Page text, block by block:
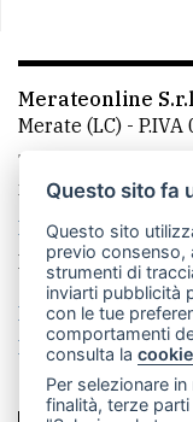
Merateonline
Merate (LC) -
Telefono:
mail:
La redazione
Made by VIP
Privacy policy
Rivedi le tue
Questo sito fa
Questo sito
previo consenso,
strumenti di
inviarti pubblicità
con le tue
comportamenti
consulta la
Per selezionare
finalità, terze